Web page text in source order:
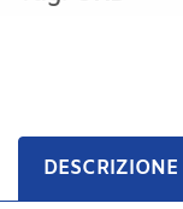
DESCRIZIONE